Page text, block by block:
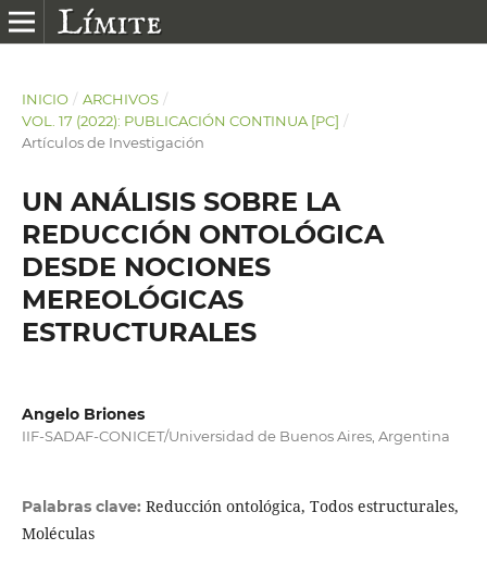
INICIO / ARCHIVOS /
VOL. 17 (2022): PUBLICACIÓN CONTINUA [PC] /
Artículos de Investigación
UN ANÁLISIS SOBRE LA
REDUCCIÓN ONTOLÓGICA
DESDE NOCIONES
MEREOLÓGICAS
ESTRUCTURALES
Angelo Briones
IIF-SADAF-CONICET/Universidad de Buenos Aires, Argentina
Palabras clave: Reducción ontológica, Todos estructurales,
Moléculas